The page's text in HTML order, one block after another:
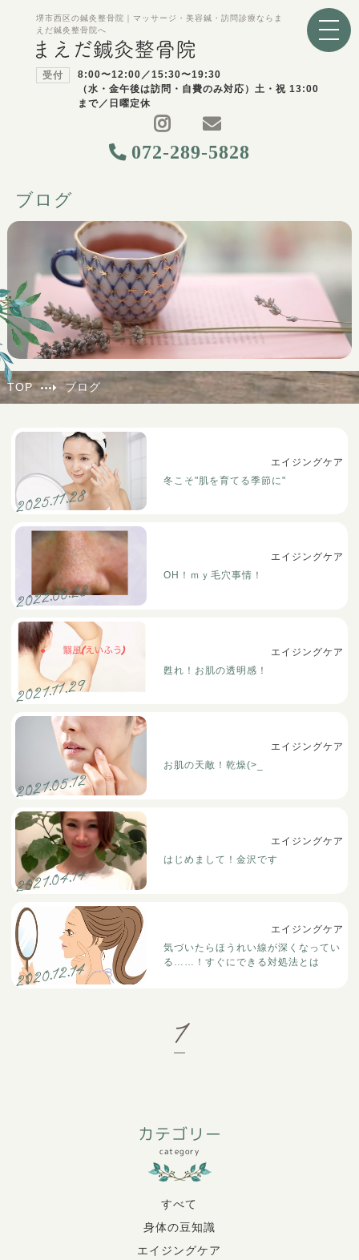
堺市西区の鍼灸整骨院｜マッサージ・美容鍼・訪問診療ならま
えだ鍼灸整骨院へ
受付
8:00〜12:00／15:30〜19:30
（水・金午後は訪問・自費のみ対応）土・祝 13:00
まで／日曜定休
072-289-5828
ブログ
TOP ブログ
2025.11.28
エイジングケア
冬こそ"肌を育てる季節に"
2022.06.23
エイジングケア
OH！ｍｙ毛穴事情！
2021.11.29
エイジングケア
甦れ！お肌の透明感！
2021.05.12
エイジングケア
お肌の天敵！乾燥(>_
2021.04.14
エイジングケア
はじめまして！金沢です
2020.12.14
エイジングケア
気づいたらほうれい線が深くなってい
る……！すぐにできる対処法とは
1
カテゴリー
category
すべて
身体の豆知識
エイジングケア